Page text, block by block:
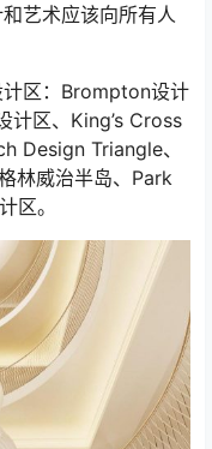
艺术应该向所有人
计区：Brompton设计
区、King’s Cross
Design Triangle、
林威治半岛、Park
区。